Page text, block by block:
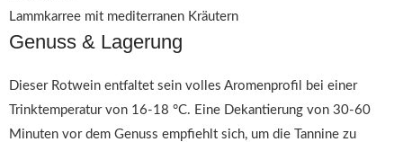
Lammkarree mit mediterranen Kräutern
Genuss & Lagerung
Dieser Rotwein entfaltet sein volles Aromenprofil bei einer
Trinktemperatur von 16-18 °C. Eine Dekantierung von 30-60
Minuten vor dem Genuss empfiehlt sich, um die Tannine zu